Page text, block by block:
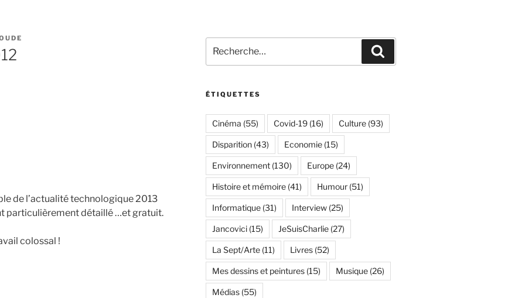
de l’actualité technologique 2013
particulièrement détaillé …et gratuit.
colossal !
pour
:
ÉTIQUETTES
Cinéma (55) Covid-19(16) Culture(93)
Disparition(43) Economie(15)
Environnement(130) Europe(24)
Histoire et mémoire(41) Humour(51)
Informatique(31) Interview(25)
Jancovici(15) JeSuisCharlie(27)
La Sept/Arte(11) Livres(52)
Mes dessins et peintures(15) Musique(26)
Médias(55)